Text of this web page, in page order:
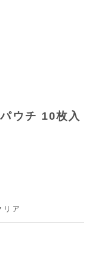
ウチ 10枚入
ア